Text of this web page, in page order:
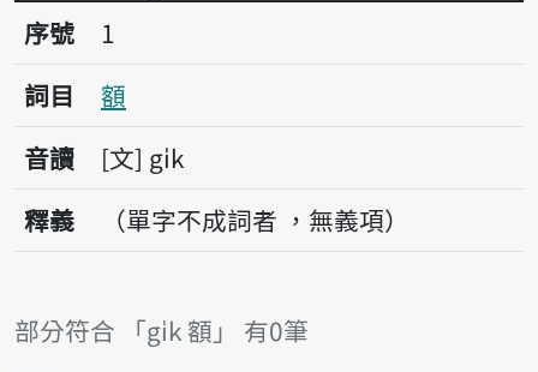
序號1額
序號
1
詞目
額
音讀
文 gi̍k
釋義
（單字不成詞者 ，無義項）
部分符合 「gi̍k 額」 有0筆